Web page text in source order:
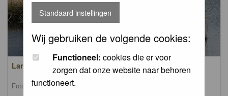
Standaard instellingen
Wij gebruiken de volgende cookies:
Functioneel: cookies die er voor
zorgen dat onze website naar behoren
functioneert.
Landschappen / Landscapes
Foto's van landschappen / Pictures of landscapes